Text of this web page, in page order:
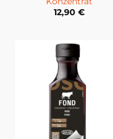
12,90 €